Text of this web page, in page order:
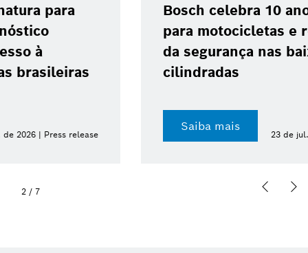
Bosch celebra 10 anos do ABS 10
para motocicletas e reforça avanço
da segurança nas baixas
cilindradas
23 de jul. de 2026 | Press release
2 / 7